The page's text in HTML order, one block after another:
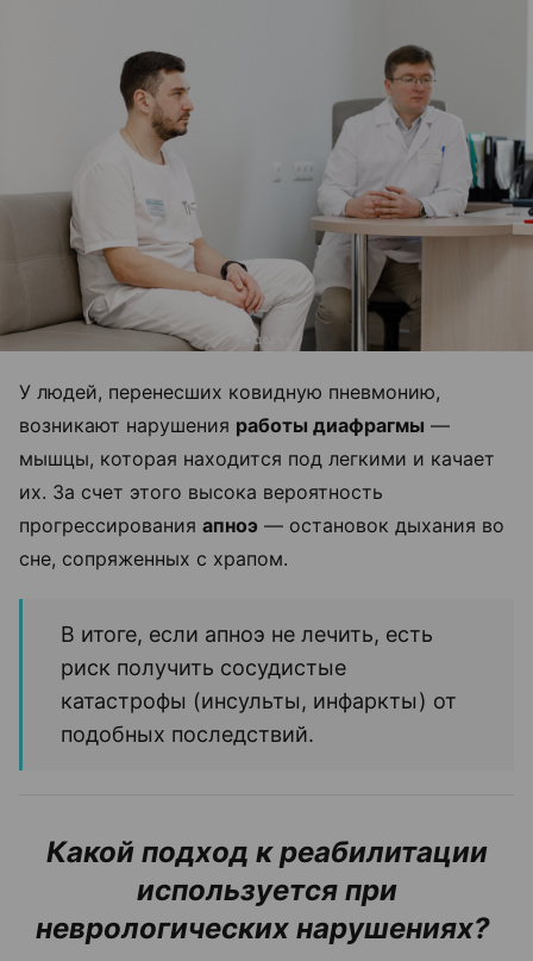
У людей, перенесших ковидную пневмонию,
возникают нарушения работы диафрагмы —
мышцы, которая находится под легкими и качает
их. За счет этого высока вероятность
прогрессирования апноэ — остановок дыхания во
сне, сопряженных с храпом.
В итоге, если апноэ не лечить, есть
риск получить сосудистые
катастрофы (инсульты, инфаркты) от
подобных последствий.
Какой подход к реабилитации
используется при
неврологических нарушениях?